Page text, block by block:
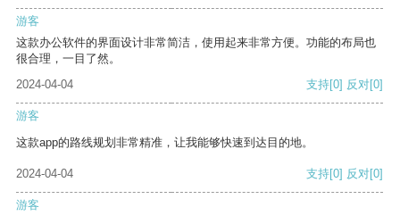
游客
这款办公软件的界面设计非常简洁，使用起来非常方便。功能的布局也
很合理，一目了然。
2024-04-04
支持[0] 反对[0]
游客
这款app的路线规划非常精准，让我能够快速到达目的地。
2024-04-04 支持[0] 反对[0]
游客